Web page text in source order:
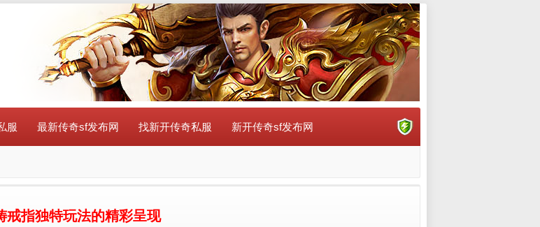
服 最新传奇sf发布网 找新开传奇私服 新开传奇sf发布网
戒指独特玩法的精彩呈现